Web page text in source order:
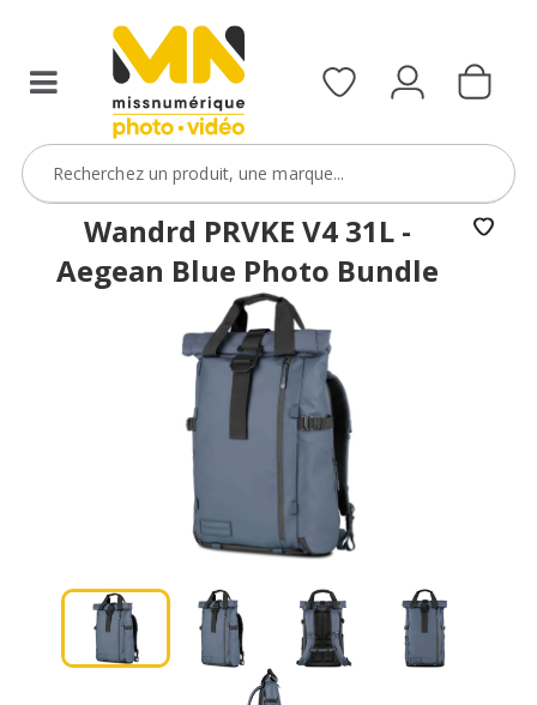
Wandrd PRVKE V4 31L -
Aegean Blue Photo Bundle